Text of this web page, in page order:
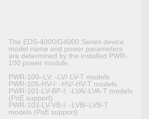
The EDS-4000/G4000 Series device
model name and power parameters
are determined by the installed PWR-
100 power module.
PWR-100–LV: -LV/-LV-T models
PWR-105-HV-I: -HV/-HV-T models
PWR-101-LV-BP-I: -LVA/-LVA-T models
(PoE support)
PWR-103-LV-VB-I: -LVB/-LVB-T
models (PoE support)